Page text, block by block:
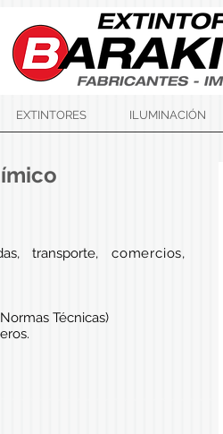
EXTINTORES ILUMINACIÓN
transporte, comercios,
Técnicas)